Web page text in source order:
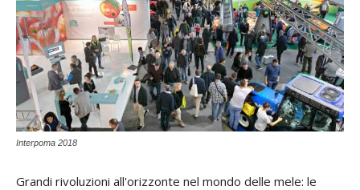
Interpoma 2018
Grandi rivoluzioni all'orizzonte nel mondo delle mele: le